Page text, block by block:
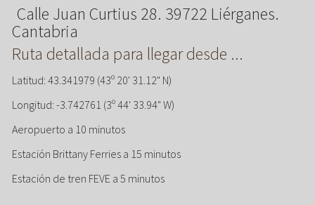
Calle Juan Curtius 28. 39722 Liérganes.
Cantabria
Ruta detallada para llegar desde ...
Latitud: 43.341979 (43º 20' 31.12" N)
Longitud: -3.742761 (3º 44' 33.94" W)
Aeropuerto a 10 minutos
Estación Brittany Ferries a 15 minutos
Estación de tren FEVE a 5 minutos